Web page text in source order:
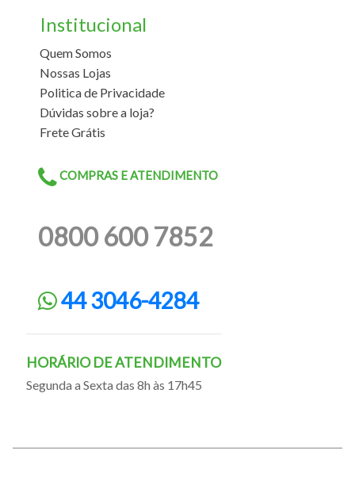
Institucional
Quem Somos
Nossas Lojas
Politica de Privacidade
Dúvidas sobre a loja?
Frete Grátis
COMPRAS E ATENDIMENTO
0800 600 7852
44 3046-4284
HORÁRIO DE ATENDIMENTO
Segunda a Sexta das 8h às 17h45